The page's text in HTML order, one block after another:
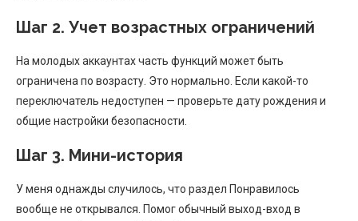
Шаг 2. Учет возрастных ограничений
На молодых аккаунтах часть функций может быть
ограничена по возрасту. Это нормально. Если какой-то
переключатель недоступен — проверьте дату рождения и
общие настройки безопасности.
Шаг 3. Мини-история
У меня однажды случилось, что раздел Понравилось
вообще не открывался. Помог обычный выход-вход в